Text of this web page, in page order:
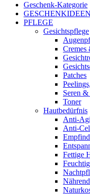
Geschenk-Kategorie
GESCHENKIDEEN
PFLEGE
Gesichtspflege
Cremes
Patches
Seren
Toner
Hautbedürfnis
Anti-
Anti-
Fettige